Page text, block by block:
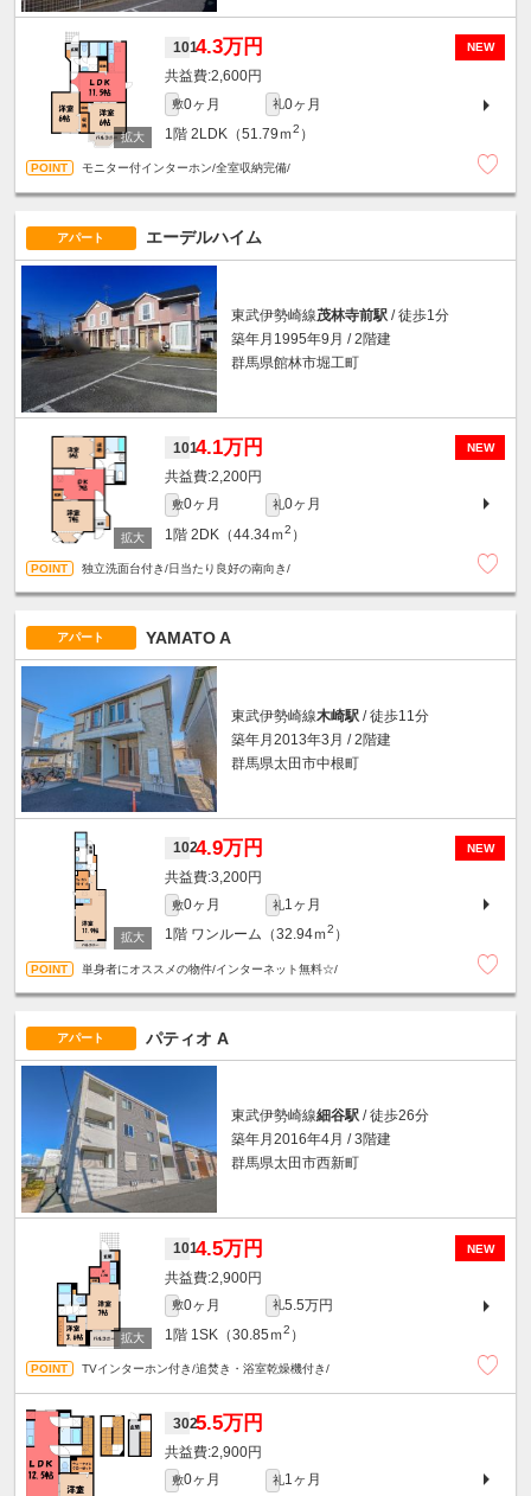
NEW
1014.3万円
2,600円
敷0ヶ月 礼0ヶ月
1階 2LDK（51.79ｍ2 ）
モニター付インターホン/全室収納完備/
アパート エーデルハイム
東武伊勢崎線茂林寺前駅 / 徒歩1分
築年月1995年9月 / 2階建
群馬県館林市堀工町
NEW
1014.1万円
2,200円
敷0ヶ月 礼0ヶ月
1階 2DK（44.34ｍ2 ）
独立洗面台付き/日当たり良好の南向き/
アパート YAMATO A
東武伊勢崎線木崎駅 / 徒歩11分
築年月2013年3月 / 2階建
群馬県太田市中根町
NEW
1024.9万円
3,200円
敷0ヶ月 礼1ヶ月
1階 ワンルーム（32.94ｍ2 ）
単身者にオススメの物件/インターネット無料☆/
アパート パティオ A
東武伊勢崎線細谷駅 / 徒歩26分
築年月2016年4月 / 3階建
群馬県太田市西新町
NEW
1014.5万円
2,900円
敷0ヶ月 礼5.5万円
1階 1SK（30.85ｍ2 ）
TVインターホン付き/追焚き・浴室乾燥機付き/
3025.5万円
2,900円
敷0ヶ月 礼1ヶ月